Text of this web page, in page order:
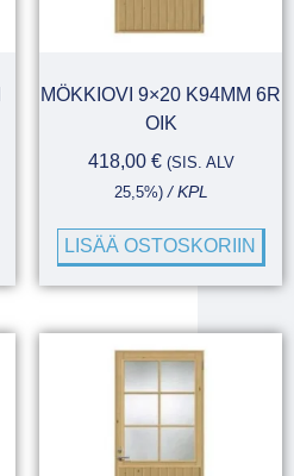
MÖKKIOVI 9×20 K94MM 6R
OIK
418,00 € (SIS. ALV
25,5%)/ KPL
LISÄÄ OSTOSKORIIN